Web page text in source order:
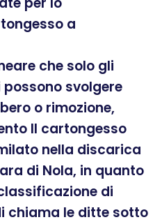
a
che solo gli
svolgere
o rimozione,
Il cartongesso
nella discarica
di Nola, in quanto
di
chiama le ditte sotto